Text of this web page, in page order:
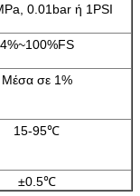
0.01bar ή 1PSI
4%~100%FS
Μέσα σε 1%
15-95℃
±0.5℃